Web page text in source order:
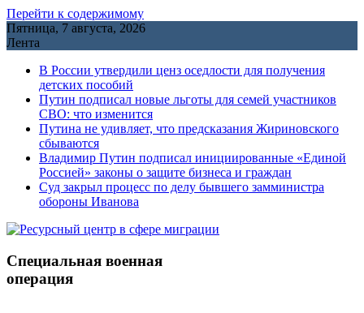
Перейти к содержимому
Пятница, 7 августа, 2026
Лента
В России утвердили ценз оседлости для получения
детских пособий
Путин подписал новые льготы для семей участников
СВО: что изменится
Путина не удивляет, что предсказания Жириновского
сбываются
Владимир Путин подписал инициированные «Единой
Россией» законы о защите бизнеса и граждан
Cуд закрыл процесс по делу бывшего замминистра
обороны Иванова
Специальная военная
операция